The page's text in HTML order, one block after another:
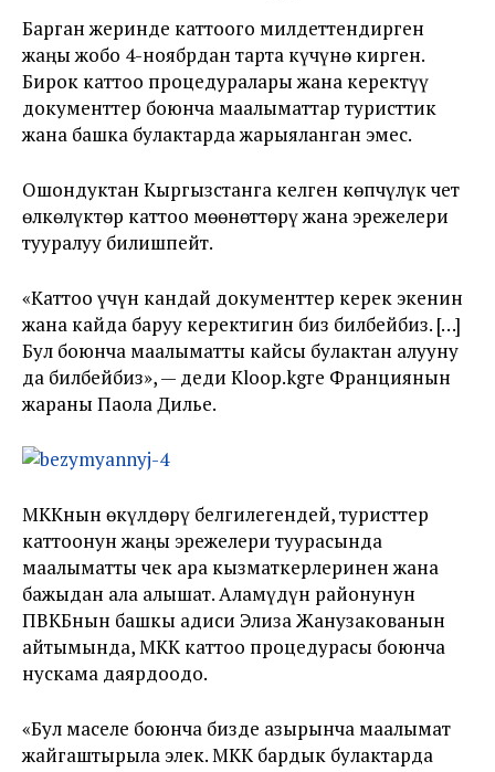
Барган жеринде каттоого милдеттендирген
жаңы жобо 4-ноябрдан тарта күчүнө кирген.
Бирок каттоо процедуралары жана керектүү
документтер боюнча маалыматтар туристтик
жана башка булактарда жарыяланган эмес.
Ошондуктан Кыргызстанга келген көпчүлүк чет
өлкөлүктөр каттоо мөөнөттөрү жана эрежелери
тууралуу билишпейт.
«Каттоо үчүн кандай документтер керек экенин
жана кайда баруу керектигин биз билбейбиз. […]
Бул боюнча маалыматты кайсы булактан алууну
да билбейбиз», — деди Kloop.kgге Франциянын
жараны Паола Дилье.
МККнын өкүлдөрү белгилегендей, туристтер
каттоонун жаңы эрежелери туурасында
маалыматты чек ара кызматкерлеринен жана
бажыдан ала алышат. Аламүдүн районунун
ПВКБнын башкы адиси Элиза Жанузакованын
айтымында, МКК каттоо процедурасы боюнча
нускама даярдоодо.
«Бул маселе боюнча бизде азырынча маалымат
жайгаштырыла элек. МКК бардык булактарда